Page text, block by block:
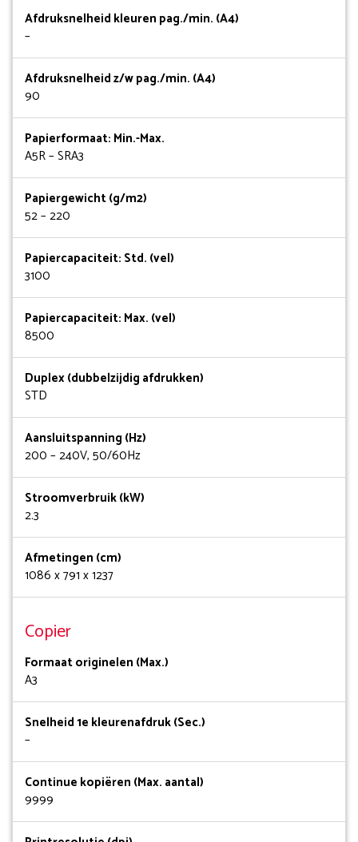
Afdruksnelheid kleuren pag./min. (A4)
–
Afdruksnelheid z/w pag./min. (A4)
90
Papierformaat: Min.-Max.
A5R – SRA3
Papiergewicht (g/m2)
52 – 220
Papiercapaciteit: Std. (vel)
3100
Papiercapaciteit: Max. (vel)
8500
Duplex (dubbelzijdig afdrukken)
STD
Aansluitspanning (Hz)
200 – 240V, 50/60Hz
Stroomverbruik (kW)
2.3
Afmetingen (cm)
1086 x 791 x 1237
Copier
Formaat originelen (Max.)
A3
Snelheid 1e kleurenafdruk (Sec.)
–
Continue kopiëren (Max. aantal)
9999